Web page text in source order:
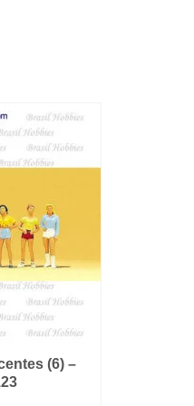
(6) –